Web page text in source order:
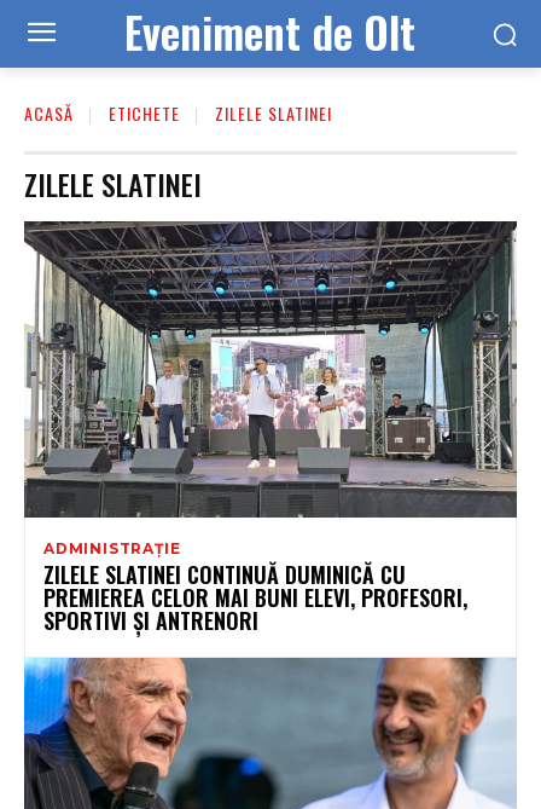
Eveniment de Olt
ACASĂ ETICHETE ZILELE SLATINEI
ZILELE SLATINEI
ADMINISTRAȚIE
ZILELE SLATINEI CONTINUĂ DUMINICĂ CU
PREMIEREA CELOR MAI BUNI ELEVI, PROFESORI,
SPORTIVI ȘI ANTRENORI